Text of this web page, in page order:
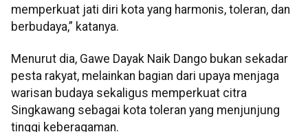
memperkuat jati diri kota yang harmonis, toleran, dan
berbudaya,” katanya.
Menurut dia, Gawe Dayak Naik Dango bukan sekadar
pesta rakyat, melainkan bagian dari upaya menjaga
warisan budaya sekaligus memperkuat citra
Singkawang sebagai kota toleran yang menjunjung
tinggi keberagaman.